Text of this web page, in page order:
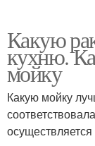
Какую
кухню.
мойку
Какую мойку